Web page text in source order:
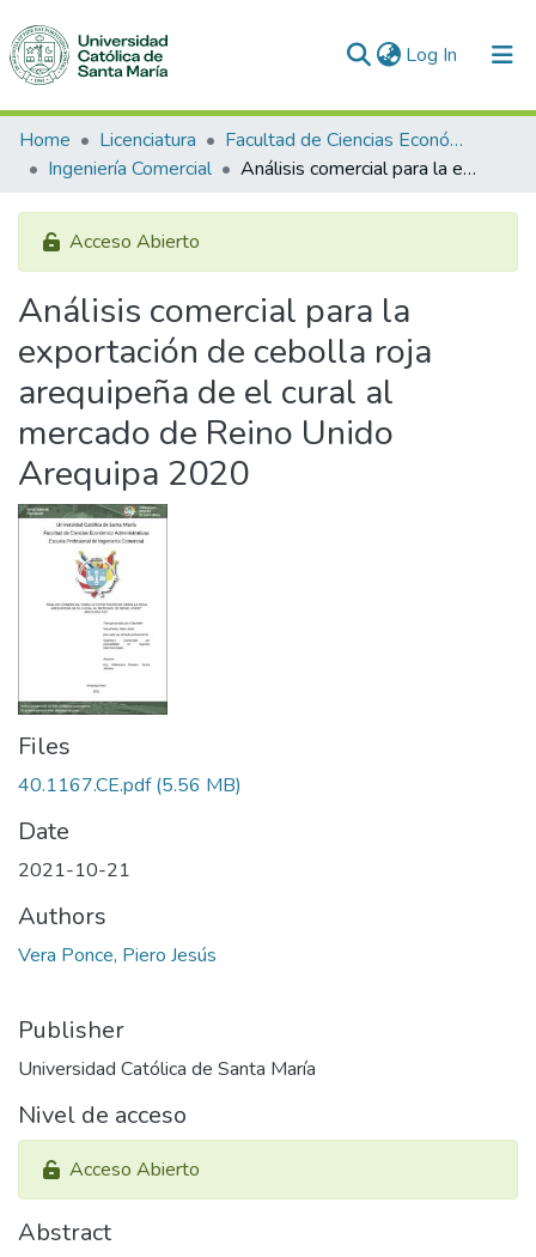
Log In (current)
Communities & Collections
All of DSpace
Statistics
Home Licenciatura
Facultad de Ciencias Económico Administrativas
Ingeniería Comercial
Análisis comercial para la exportación de cebolla roja arequipeña de el cural al mercado de Reino Unido Arequipa 2020
Acceso Abierto
Análisis comercial para la
exportación de cebolla roja
arequipeña de el cural al
mercado de Reino Unido
Arequipa 2020
Files
40.1167.CE.pdf(5.56 MB)
Date
2021-10-21
Authors
Vera Ponce, Piero Jesús
Publisher
Universidad Católica de Santa María
Nivel de acceso
Acceso Abierto
Abstract